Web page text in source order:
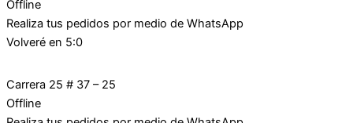
Offline
Realiza tus pedidos por medio de WhatsApp
Volveré en 5:0
Carrera 25 # 37 – 25
Offline